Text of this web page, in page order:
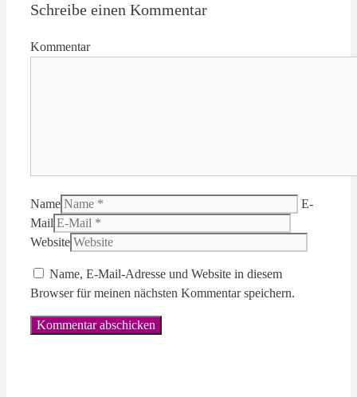
Schreibe einen Kommentar
Kommentar
Name
E-
Mail
Website
Name, E-Mail-Adresse und Website in diesem
Browser für meinen nächsten Kommentar speichern.